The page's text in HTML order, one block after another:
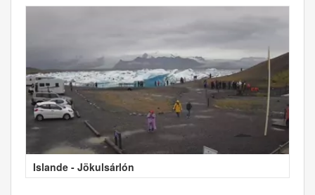
Islande - Jökulsárlón